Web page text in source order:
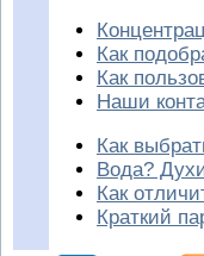
Как
Как
Наши
Как
Вода?
Как
Краткий